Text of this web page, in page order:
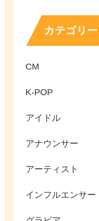
カテゴリー
CM
K-POP
アイドル
アナウンサー
アーティスト
インフルエンサー